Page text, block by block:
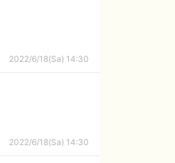
2022/6/18(Sa) 14:30
2022/6/18(Sa) 14:30